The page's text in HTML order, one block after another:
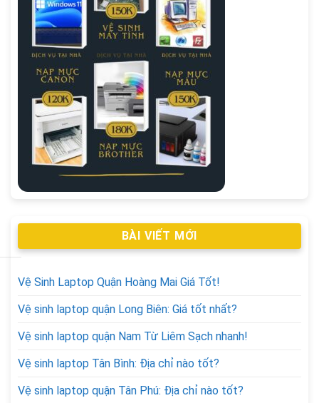
BÀI VIẾT MỚI
Vệ Sinh Laptop Quận Hoàng Mai Giá Tốt!
Vệ sinh laptop quận Long Biên: Giá tốt nhất?
Vệ sinh laptop quận Nam Từ Liêm Sạch nhanh!
Vệ sinh laptop Tân Bình: Địa chỉ nào tốt?
Vệ sinh laptop quận Tân Phú: Địa chỉ nào tốt?